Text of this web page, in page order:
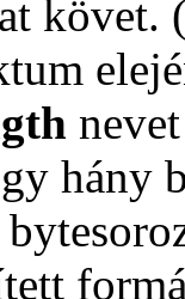
követ.
hány